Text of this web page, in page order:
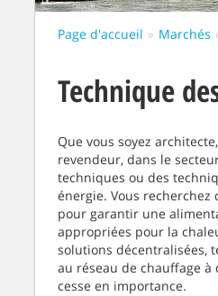
Page d'accueil Marchés
Technique
Que vous soyez
revendeur, dans le
techniques ou des
énergie. Vous
pour garantir une
appropriées pour la
solutions décentralisées,
au réseau de chauffage à
cesse en importance.